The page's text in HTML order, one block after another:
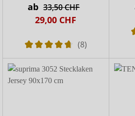
ab 33,50 CHF
29,00 CHF
(8)